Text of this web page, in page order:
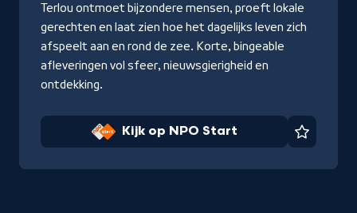
Terlou ontmoet bijzondere mensen, proeft lokale
gerechten en laat zien hoe het dagelijks leven zich
afspeelt aan en rond de zee. Korte, bingeable
afleveringen vol sfeer, nieuwsgierigheid en
ontdekking.
Kijk op NPO Start